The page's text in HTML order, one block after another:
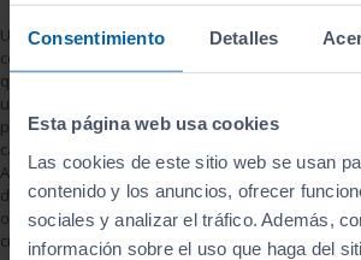
Consentimiento Detalles
Esta página web usa cookies
Las cookies de este sitio web se usan
contenido y los anuncios, ofrecer
sociales y analizar el tráfico. Además,
información sobre el uso que haga del
Una de sus facilidades más importantes
conductor lleve el carné de conducir en el
que el carné físico. También podrás anotar
un vehículo, identificar al conductor en caso
puntos disponibles, revisar las notas
carné de conducir o acceder al informe
Además, es posible que el conductor realice
domicilio para las notificaciones de tráfico, así
o el pago de tasas. Como añadido, desde la
citas previas para acudir a las oficinas de